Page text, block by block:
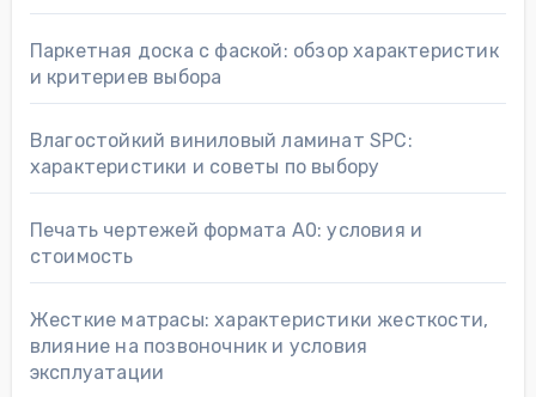
Паркетная доска с фаской: обзор характеристик
и критериев выбора
Влагостойкий виниловый ламинат SPC:
характеристики и советы по выбору
Печать чертежей формата А0: условия и
стоимость
Жесткие матрасы: характеристики жесткости,
влияние на позвоночник и условия
эксплуатации